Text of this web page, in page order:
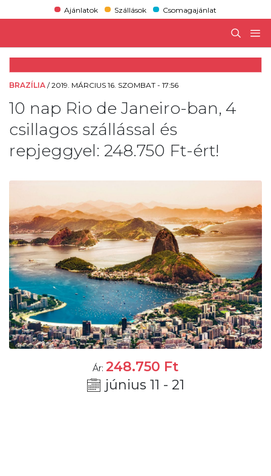
Ajánlatok Szállások Csomagajánlat
BRAZÍLIA /2019. MÁRCIUS 16. SZOMBAT - 17:56
10 nap Rio de Janeiro-ban, 4
csillagos szállással és
repjeggyel: 248.750 Ft-ért!
Ár: 248.750 Ft
június 11 - 21